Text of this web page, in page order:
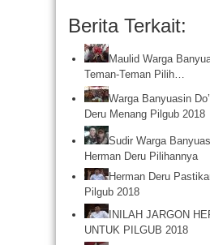
Berita Terkait:
Maulid Warga
Teman-Teman Pilih…
Warga Banyuasin
Deru Menang Pilgub 2018
Sudir Warga
Herman Deru Pilihannya
Herman Deru
Pilgub 2018
INILAH JARGON
UNTUK PILGUB 2018